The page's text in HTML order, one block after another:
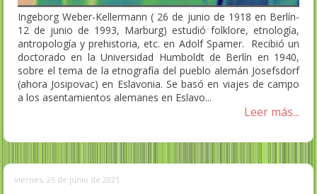
Ingeborg Weber-Kellermann ( 26 de junio de 1918 en Berlín-
12 de junio de 1993, Marburg) estudió folklore, etnología,
antropología y prehistoria, etc. en Adolf Spamer. Recibió un
doctorado en la Universidad Humboldt de Berlín en 1940,
sobre el tema de la etnografía del pueblo alemán Josefsdorf
(ahora Josipovac) en Eslavonia. Se basó en viajes de campo
a los asentamientos alemanes en Eslavo...
Leer más...
viernes, 25 de junio de 2021